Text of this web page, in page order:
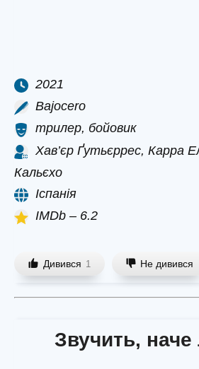
2021
Bajocero
трилер, бойовик
Хав’єр Ґутьєррес, Карра
Кальєхо
Іспанія
IMDb – 6.2
Дивився 1 Не дивився
Звучить,